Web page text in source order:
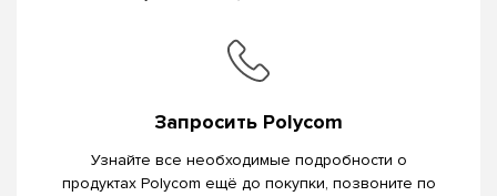
Запросить Polycom
Узнайте все необходимые подробности о
продуктах Polycom ещё до покупки, позвоните по